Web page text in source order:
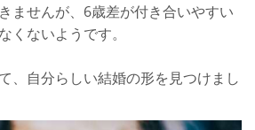
ませんが、6歳差が付き合いやすい
くないようです。
、自分らしい結婚の形を見つけまし